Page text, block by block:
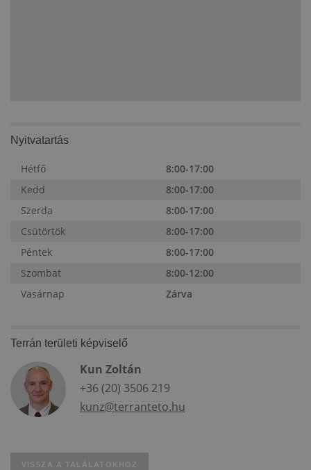
Nyitvatartás
Hétfő
8:00-17:00
Kedd
8:00-17:00
Szerda
8:00-17:00
Csütörtök
8:00-17:00
Péntek
8:00-17:00
Szombat
8:00-12:00
Vasárnap
Zárva
Terrán területi képviselő
Kun Zoltán
+36 (20) 3506 219
kunz@terranteto.hu
VISSZA A TALÁLATOKHOZ